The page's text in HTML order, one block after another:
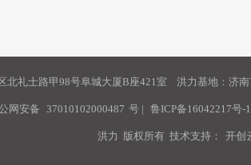
北礼士路甲98号阜城大厦B座421室 洪力基地：济
网安备 37010102000487 号 | 鲁ICP备16042217号-1
洪力 版权所有 技术支持： 开创